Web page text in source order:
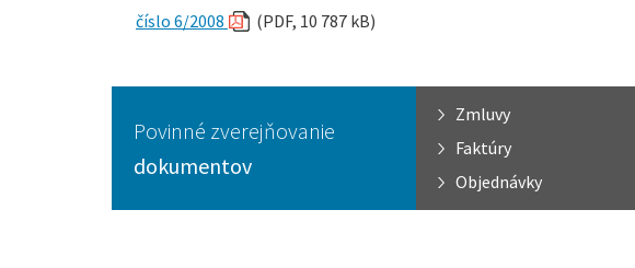
číslo 6/2008 (PDF, 10 787 kB)
Povinné zverejňovanie
dokumentov
Zmluvy
Faktúry
Objednávky